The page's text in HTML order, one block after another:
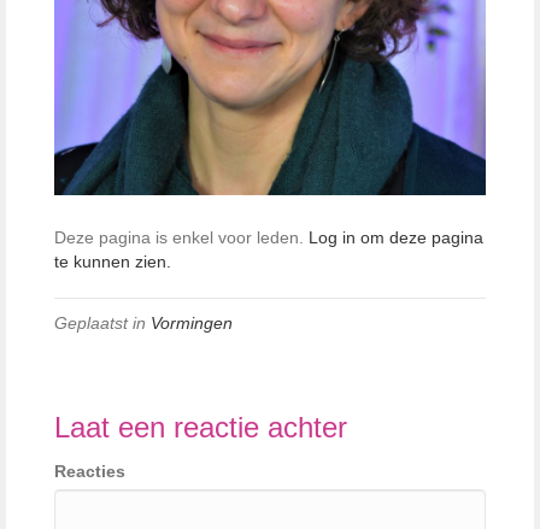
Deze pagina is enkel voor leden. Log in om deze pagina
te kunnen zien.
Geplaatst in Vormingen
Laat een reactie achter
Reacties